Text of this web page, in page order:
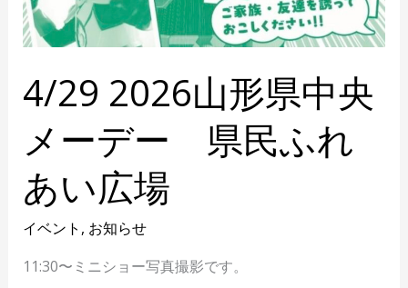
4/29 2026山形県中央
メーデー 県民ふれ
あい広場
イベント , お知らせ
11:30〜ミニショー写真撮影です。
場